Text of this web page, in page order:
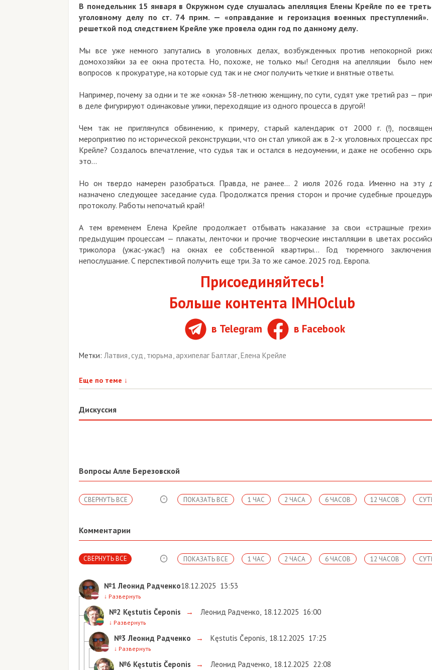
В понедельник 15 января в Окружном суде слушалась апелляция Елены Крейле по ее третьему
уголовному делу по ст. 74 прим. — «оправдание и героизация военных преступлений». За
решеткой под следствием Крейле уже провела один год по данному делу.
Мы все уже немного запутались в уголовных делах, возбужденных против непокорной рижской
домохозяйки за ее окна протеста. Но, похоже, не только мы! Сегодня на апелляции было немало
вопросов к прокуратуре, на которые суд так и не смог получить четкие и внятные ответы.
Например, почему за одни и те же «окна» 58-летнюю женщину, по сути, судят уже третий раз — причем,
в деле фигурируют одинаковые улики, переходящие из одного процесса в другой!
Чем так не приглянулся обвинению, к примеру, старый календарик от 2000 г. (!), посвященный
мероприятию по исторической реконструкции, что он стал уликой аж в 2-х уголовных процессах против
Крейле? Создалось впечатление, что судья так и остался в недоумении, и даже не особенно скрывал
это...
Но он твердо намерен разобраться. Правда, не ранее... 2 июля 2026 года. Именно на эту дату
назначено следующее заседание суда. Продолжатся прения сторон и прочие судебные процедуры по
протоколу. Работы непочатый край!
А тем временем Елена Крейле продолжает отбывать наказание за свои «страшные грехи» по
предыдущим процессам — плакаты, ленточки и прочие творческие инсталляции в цветах российского
триколора (ужас-ужас!) на окнах ее собственной квартиры... Год тюремного заключения за
непослушание. С перспективой получить еще три. За то же самое. 2025 год. Европа.
Присоединяйтесь!
Больше контента IMHOclub
в Telegram в Facebook
Метки: Латвия,суд ,тюрьма,архипелаг Балтлаг,Елена Крейле
Еще по теме↓
Дискуссия
Вопросы Алле Березовской
СВЕРНУТЬ ВСЕ СУТКИ
12 ЧАСОВ
6 ЧАСОВ
2 ЧАСА
1 ЧАС
ПОКАЗАТЬ ВСЕ
Комментарии
СВЕРНУТЬ ВСЕ СУТКИ
12 ЧАСОВ
6 ЧАСОВ
2 ЧАСА
1 ЧАС
ПОКАЗАТЬ ВСЕ
№1 Леонид Радченко18.12.2025 13:53
↓Развернуть
№2 Kęstutis Čeponis → Леонид Радченко, 18.12.2025 16:00
↓Развернуть
№3 Леонид Радченко → Kęstutis Čeponis, 18.12.2025 17:25
↓Развернуть
№6 Kęstutis Čeponis → Леонид Радченко, 18.12.2025 22:08